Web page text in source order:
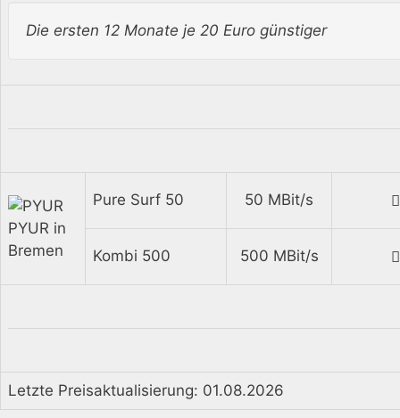
Die ersten 12 Monate je 20 Euro günstiger
PYUR in
Bremen
Pure Surf 50 50 MBit/s
Kombi 500 500 MBit/s
Letzte Preisaktualisierung: 01.08.2026